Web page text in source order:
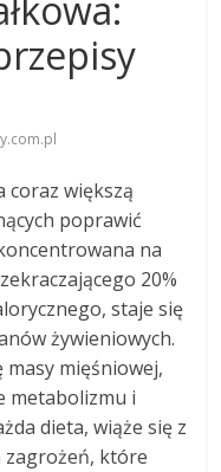
coraz większą
poprawić
na
20%
staje się
żywieniowych.
mięśniowej,
metabolizmu i
dieta, wiąże się z
zagrożeń, które